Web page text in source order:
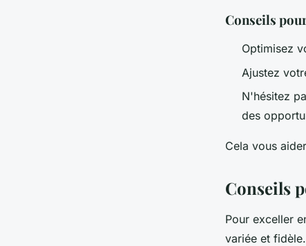
Conseils
Optimisez
Ajustez
N'hésitez
des
Cela vous
Conseils
Pour exceller
variée et